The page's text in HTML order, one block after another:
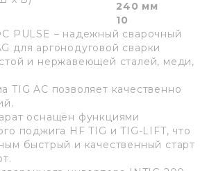
240 мм
10
PULSE – надежный сварочный
для аргонодуговой сварки
и нержавеющей сталей, меди,
TIG AC позволяет качественно
оснащён функциями
поджига HF TIG и TIG-LIFT, что
быстрый и качественный старт